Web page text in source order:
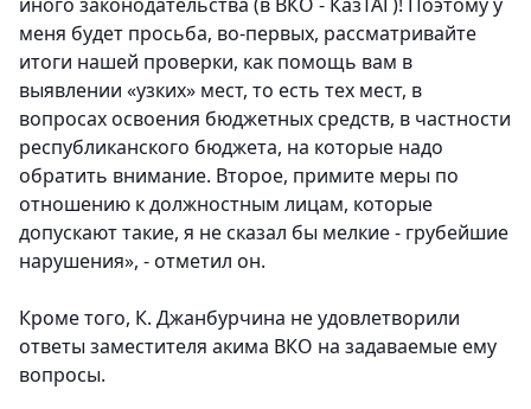
меня будет просьба, во-первых, рассматривайте
итоги нашей проверки, как помощь вам в
выявлении «узких» мест, то есть тех мест, в
вопросах освоения бюджетных средств, в частности
республиканского бюджета, на которые надо
обратить внимание. Второе, примите меры по
отношению к должностным лицам, которые
допускают такие, я не сказал бы мелкие - грубейшие
нарушения», - отметил он.
Кроме того, К. Джанбурчина не удовлетворили
ответы заместителя акима ВКО на задаваемые ему
вопросы.